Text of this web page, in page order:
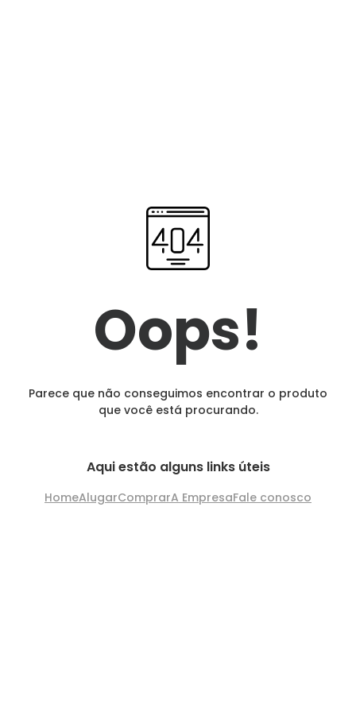
Oops!
Parece que não conseguimos encontrar o produto
que você está procurando.
Aqui estão alguns links úteis
HomeAlugarComprarA EmpresaFale conosco